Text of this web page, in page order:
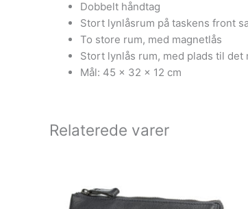
Dobbelt håndtag
Stort lynlåsrum på taskens front
To store rum, med magnetlås
Stort lynlås rum, med plads til
Mål: 45 x 32 x 12 cm
Relaterede varer